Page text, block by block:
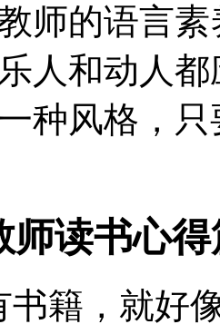
师的语言
人和动人
种风格，
师读书心得
书籍，就好